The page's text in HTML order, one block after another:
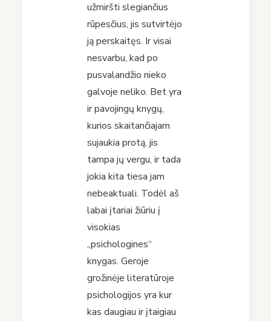
užmiršti slegiančius
rūpesčius, jis sutvirtėjo
ją perskaitęs. Ir visai
nesvarbu, kad po
pusvalandžio nieko
galvoje neliko. Bet yra
ir pavojingų knygų,
kurios skaitančiajam
sujaukia protą, jis
tampa jų vergu, ir tada
jokia kita tiesa jam
nebeaktuali. Todėl aš
labai įtariai žiūriu į
visokias
„psichologines“
knygas. Geroje
grožinėje literatūroje
psichologijos yra kur
kas daugiau ir įtaigiau